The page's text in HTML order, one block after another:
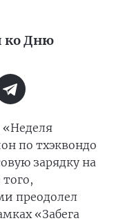
ко Дню
«Неделя
по тхэквондо
зарядку на
преодолел
«Забега